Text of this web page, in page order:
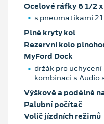
Ocelové ráfky 6 1/2
s pneumatikami
Plné kryty kol
Rezervní kolo
MyFord Dock
držák pro
kombinaci s Audio
Výškově a podélně
Palubní počítač
Volič jízdních režimů